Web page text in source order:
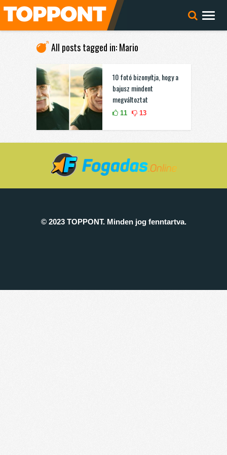
All posts tagged in: Mario
10 fotó bizonyítja, hogy a
bajusz mindent
megváltoztat
11 13
© 2023 TOPPONT. Minden jog fenntartva.